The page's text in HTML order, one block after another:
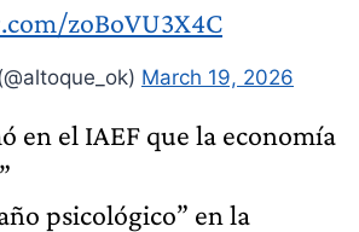
zoBoVU3X4C
March 19, 2026
en el IAEF que la economía
psicológico” en la